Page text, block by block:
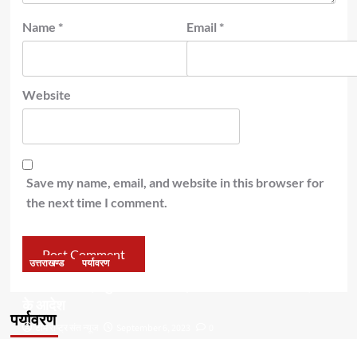
Name * Email *
Website
Save my name, email, and website in this browser for
the next time I comment.
पर्यावरण
उत्तराखण्ड पर्यावरण
के आदेश
टीम राष्ट्र संत न्यूज